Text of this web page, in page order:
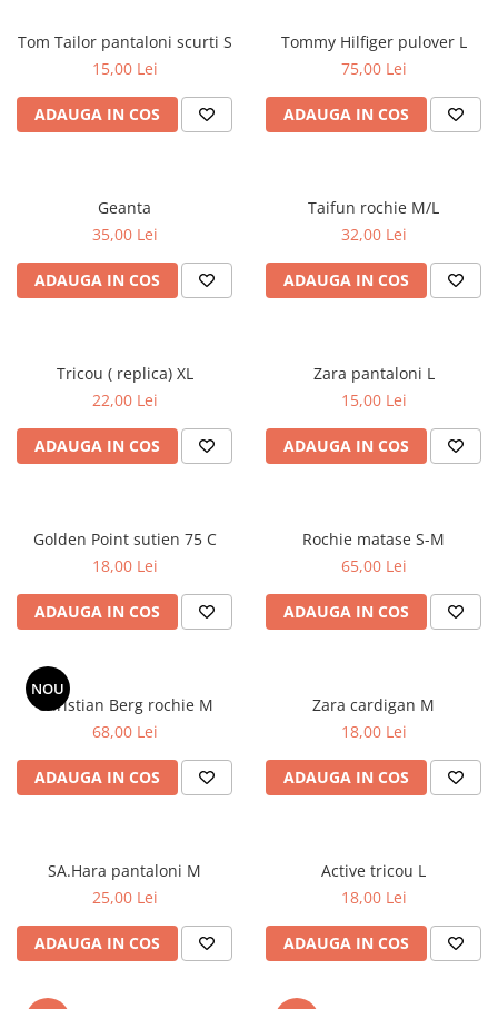
Tom Tailor pantaloni scurti S
15,00 Lei
ADAUGA IN COS
Tommy Hilfiger pulover L
75,00 Lei
ADAUGA IN COS
Geanta
35,00 Lei
ADAUGA IN COS
Taifun rochie M/L
32,00 Lei
ADAUGA IN COS
Tricou ( replica) XL
22,00 Lei
ADAUGA IN COS
Zara pantaloni L
15,00 Lei
ADAUGA IN COS
Golden Point sutien 75 C
18,00 Lei
ADAUGA IN COS
Rochie matase S-M
65,00 Lei
ADAUGA IN COS
NOU
Christian Berg rochie M
68,00 Lei
ADAUGA IN COS
Zara cardigan M
18,00 Lei
ADAUGA IN COS
SA.Hara pantaloni M
25,00 Lei
ADAUGA IN COS
Active tricou L
18,00 Lei
ADAUGA IN COS